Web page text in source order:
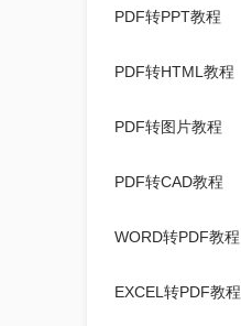
PDF转PPT教程
PDF转HTML教程
PDF转图片教程
PDF转CAD教程
WORD转PDF教程
EXCEL转PDF教程